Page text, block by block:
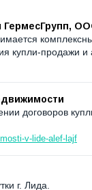
купли-продажи
договоров
v-lide-alef-lajf
г. Лида.